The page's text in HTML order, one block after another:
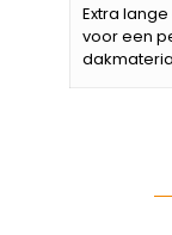
Extra
voor een